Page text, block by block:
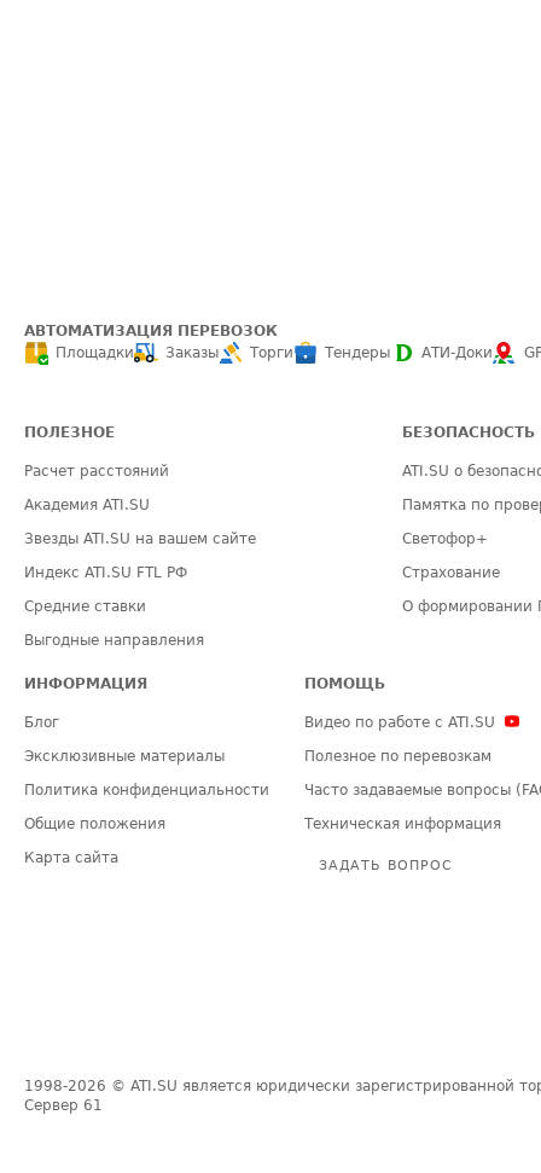
АВТОМАТИЗАЦИЯ ПЕРЕВОЗОК
Площадки
Заказы Торги Тендеры АТИ-Доки
ПОЛЕЗНОЕ
Расчет расстояний
Академия ATI.SU
Звезды ATI.SU на вашем сайте
Индекс ATI.SU FTL РФ
Средние ставки
Выгодные направления
БЕЗОПАСНОСТЬ
ATI.SU о
Памятка по
Светофор+
Страхование
О формировании
ИНФОРМАЦИЯ
Блог
Эксклюзивные материалы
Политика конфиденциальности
Общие положения
Карта сайта
ПОМОЩЬ
Видео по работе с ATI.SU
Полезное по перевозкам
Часто задаваемые вопросы
Техническая информация
ЗАДАТЬ ВОПРОС
1998-2026 © ATI.SU является юридически зарегистрированной
Сервер 61